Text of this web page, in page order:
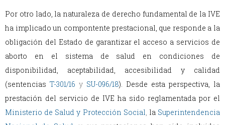
Por otro lado, la naturaleza de derecho fundamental de la IVE
ha implicado un compontente prestacional, que responde a la
obligación del Estado de garantizar el acceso a servicios de
aborto en el sistema de salud en condiciones de
disponibilidad, aceptabilidad, accesibilidad y calidad
(sentencias T-301/16 y SU-096/18). Desde esta perspectiva, la
prestación del servicio de IVE ha sido reglamentada por el
Ministerio de Salud y Protección Social, la Superintendencia